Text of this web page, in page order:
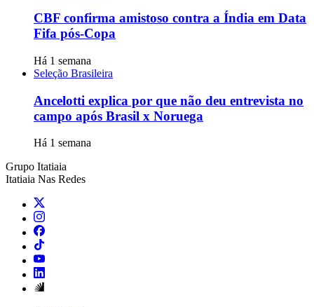
CBF confirma amistoso contra a Índia em Data
Fifa pós-Copa
Há 1 semana
Seleção Brasileira
Ancelotti explica por que não deu entrevista no
campo após Brasil x Noruega
Há 1 semana
Grupo Itatiaia
Itatiaia Nas Redes